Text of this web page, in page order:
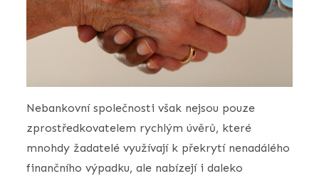
Nebankovní společnosti však nejsou pouze
zprostředkovatelem rychlým úvěrů, které
mnohdy žadatelé využívají k překrytí nenadálého
finančního výpadku, ale nabízejí i daleko